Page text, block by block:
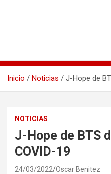
Inicio Noticias J-Hope de
NOTICIAS
J-Hope de BTS
COVID-19
24/03/2022 Oscar Benitez